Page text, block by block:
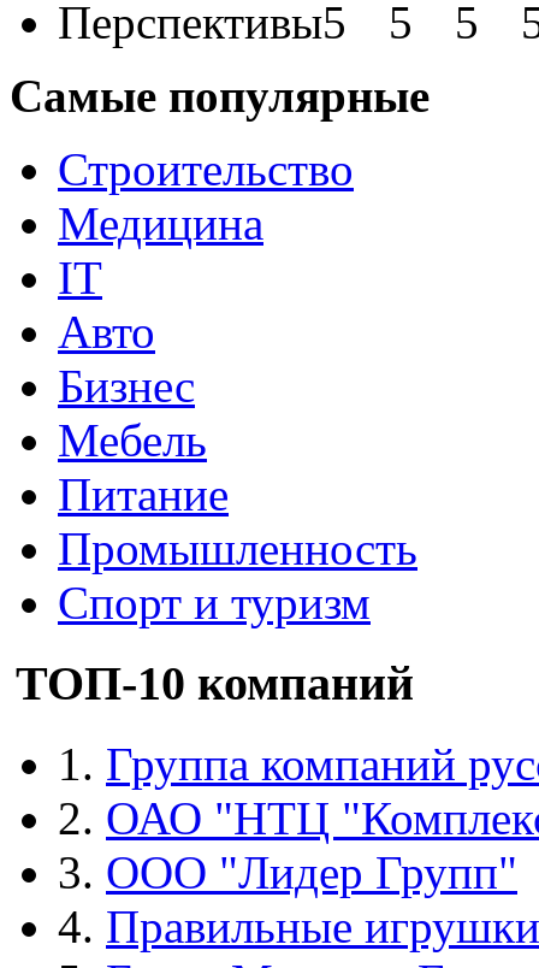
Перспективы
Самые популярные
Строительство
Медицина
IT
Авто
Бизнес
Мебель
Питание
Промышленность
Спорт и туризм
ТОП-10 компаний
1. Группа компаний
2. ОАО "НТЦ
3. ООО "Лидер Групп"
4. Правильные игрушки